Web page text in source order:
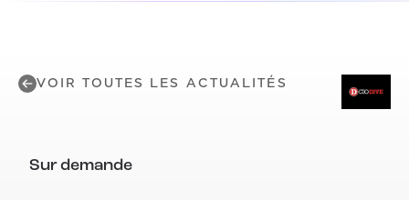
VOIR TOUTES LES ACTUALITÉS
Sur demande